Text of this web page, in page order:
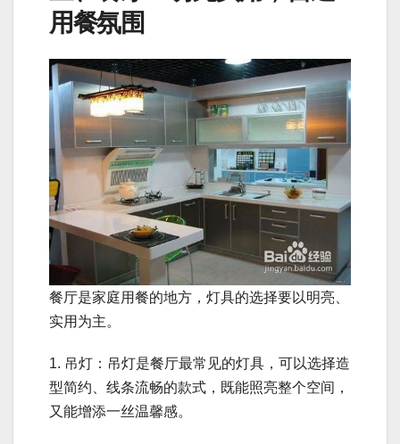
用餐氛围
餐厅是家庭用餐的地方，灯具的选择要以明亮、
实用为主。
1. 吊灯：吊灯是餐厅最常见的灯具，可以选择造
型简约、线条流畅的款式，既能照亮整个空间，
又能增添一丝温馨感。